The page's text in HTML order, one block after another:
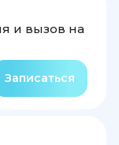
и вызов на
Записаться